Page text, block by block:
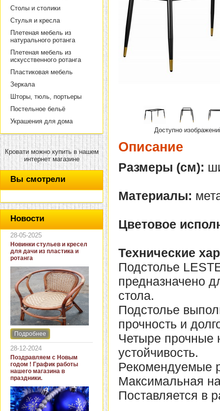
Столы и столики
Стулья и кресла
Плетеная мебель из
натурального ротанга
Плетеная мебель из
искусственного ротанга
Пластиковая мебель
Зеркала
Шторы, тюль, портьеры
Постельное бельё
Украшения для дома
Кровати можно купить в нашем
интернет магазине
Вы смотрели
Новости
28-05-2025
Новинки стульев и кресел
для дачи из пластика и
ротанга
Интернет-магазин "Кровать
и диван" представляет
новинки стульев и кресел
для дачи. В ассортименте
представлены как
бюджетные модели из
пластика для дачи, так и
кресла для загородных
домов из натурального и
искусственного ротанга.
Подробнее
28-12-2024
Поздравляем с Новым
годом ! График работы
нашего магазина в
праздники.
Доступно
Описание
Размеры (см):
Материалы:
Цветовое
Технические
Подстолье
предназначено
стола.
Подстолье
прочность и
Четыре прочные
устойчивость.
Рекомендуемые
Максимальная
Поставляется в